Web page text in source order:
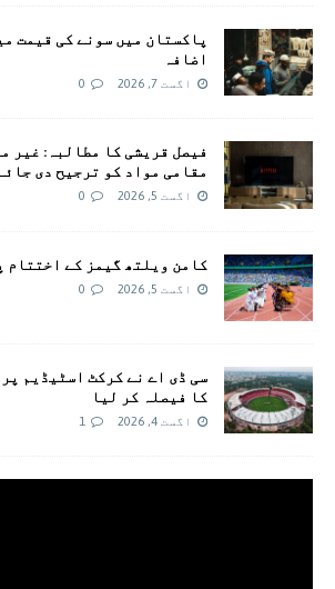
اضافہ
اگست 7, 2026 0
فیصل قریشی کا مطالبہ: غیر
مقامی مواد کو ترجیح دی
اگست 5, 2026 0
کامن ویلتھ گیمز کے اختتام
اگست 5, 2026 0
سی ڈی اے نے کرکٹ اسٹیڈیم
کا فیصلہ کر لیا
اگست 4, 2026 1